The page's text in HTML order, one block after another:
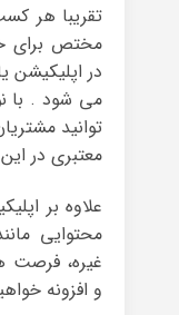
تقریبا هر
مختص برای
در اپلیکیشن
می شود . با
توانید
معتبری در
علاوه بر
محتوایی
غیره، فرصت
و افزونه